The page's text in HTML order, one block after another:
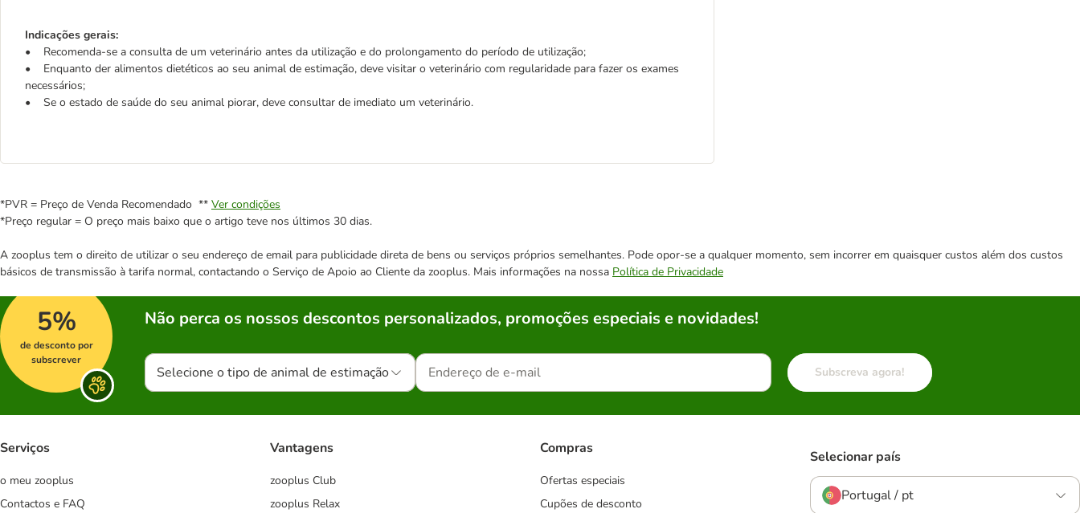
Indicações gerais:
• Recomenda-se a consulta de um veterinário antes da utilização e do prolongamento do período de utilização;
• Enquanto der alimentos dietéticos ao seu animal de estimação, deve visitar o veterinário com regularidade para fazer os exames
necessários;
• Se o estado de saúde do seu animal piorar, deve consultar de imediato um veterinário.
*PVR = Preço de Venda Recomendado ** Ver condições
*Preço regular = O preço mais baixo que o artigo teve nos últimos 30 dias.
A zooplus tem o direito de utilizar o seu endereço de email para publicidade direta de bens ou serviços próprios semelhantes. Pode opor-se a qualquer momento, sem incorrer em quaisquer custos além dos custos
básicos de transmissão à tarifa normal, contactando o Serviço de Apoio ao Cliente da zooplus. Mais informações na nossa Política de Privacidade
5%
de desconto por
subscrever
Não perca os nossos descontos personalizados, promoções especiais e novidades!
Selecione o tipo de animal de estimação Subscreva agora!
Serviços
o meu zooplus
Contactos e FAQ
Vantagens
zooplus Club
zooplus Relax
Compras
Ofertas especiais
Cupões de desconto
Selecionar país
Portugal / pt